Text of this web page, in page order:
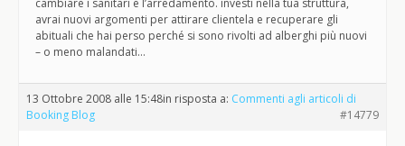
cambiare i sanitari e l’arredamento. investi nella tua struttura,
avrai nuovi argomenti per attirare clientela e recuperare gli
abituali che hai perso perché si sono rivolti ad alberghi più nuovi
– o meno malandati…
13 Ottobre 2008 alle 15:48in risposta a: Commenti agli articoli di
Booking Blog
#14779